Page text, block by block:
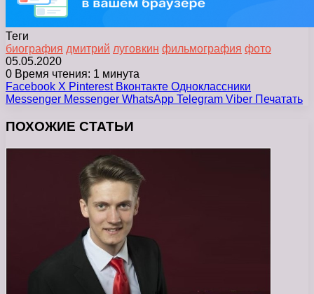
Теги
биография дмитрий луговкин фильмография фото
05.05.2020
0 Время чтения: 1 минута
Facebook X Pinterest Вконтакте Одноклассники
Messenger Messenger WhatsApp Telegram Viber Печатать
ПОХОЖИЕ СТАТЬИ